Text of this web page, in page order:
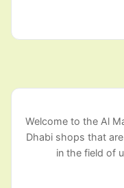
Welcome to the Al
Dhabi shops that
in the field of